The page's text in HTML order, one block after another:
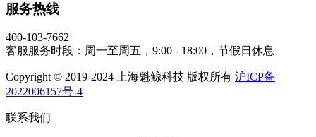
服务热线
400-103-7662
客服服务时段：周一至周五，9:00 - 18:00，节假日休息
Copyright © 2019-2024 上海魁鲸科技 版权所有 沪ICP备
2022006157号-4
联系我们